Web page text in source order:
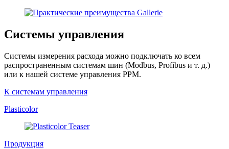
Системы управления
Системы измерения расхода можно подключать ко всем
распространенным системам шин (Modbus, Profibus и т. д.)
или к нашей системе управления PPM.
К системам управления
Plasticolor
Продукция